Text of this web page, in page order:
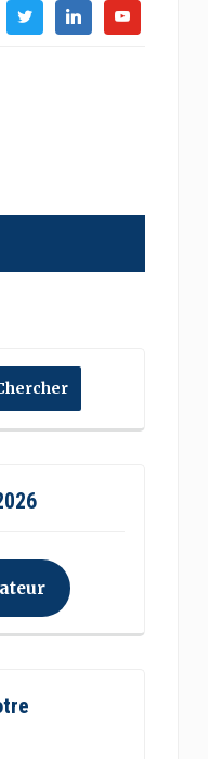
TwitterLinkedinYoutube